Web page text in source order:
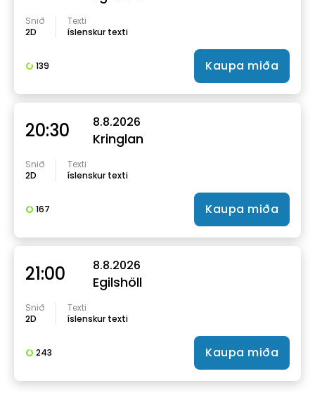
Snið
2D
Texti
íslenskur texti
139 Kaupa miða
20:30 8.8.2026
Kringlan
Snið
2D
Texti
íslenskur texti
167 Kaupa miða
21:00 8.8.2026
Egilshöll
Snið
2D
Texti
íslenskur texti
243 Kaupa miða